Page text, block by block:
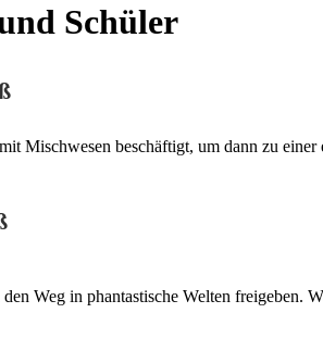
Schüler
Mischwesen beschäftigt, um dann zu
Weg in phantastische Welten freigeben.